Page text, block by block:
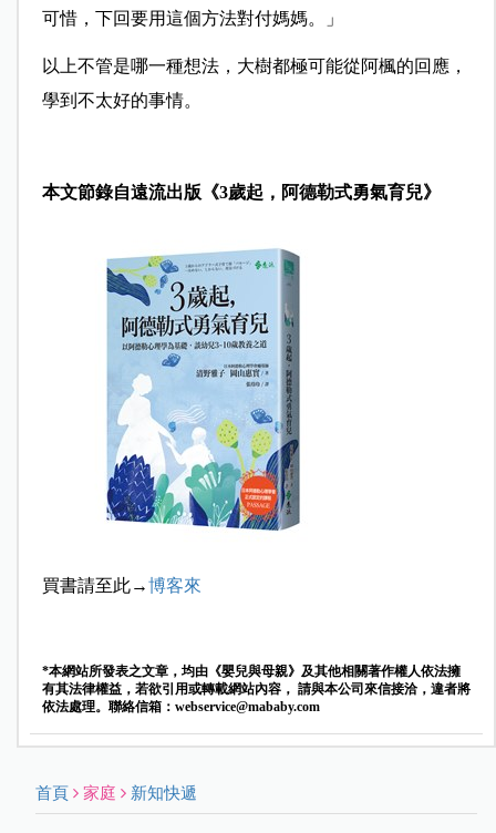
可惜，下回要用這個方法對付媽媽。」
以上不管是哪一種想法，大樹都極可能從阿楓的回應，
學到不太好的事情。
本文節錄自遠流出版《3歲起，阿德勒式勇氣育兒》
買書請至此→博客來
*本網站所發表之文章，均由《嬰兒與母親》及其他相關著作權人依法擁
有其法律權益，若欲引用或轉載網站內容， 請與本公司來信接洽，違者將
依法處理。聯絡信箱： webservice@mababy.com
首頁 家庭 新知快遞